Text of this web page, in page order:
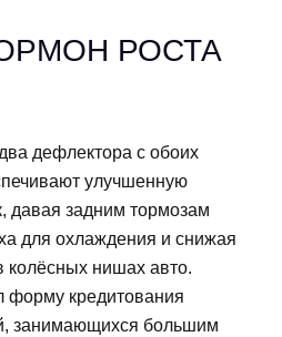
РОСТА
дефлектора с обоих
улучшенную
давая задним тормозам
для охлаждения и снижая
колёсных нишах авто.
форму кредитования
занимающихся большим